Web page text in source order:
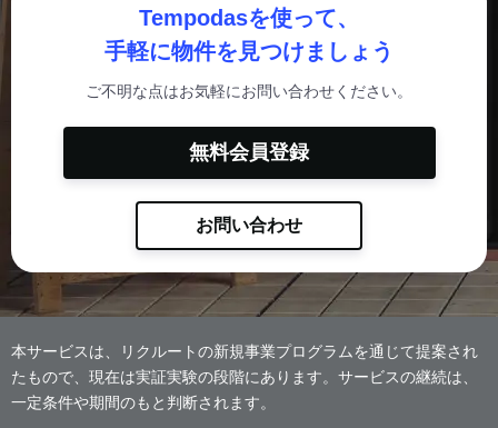
Tempodasを使って、
手軽に物件を見つけましょう
ご不明な点はお気軽にお問い合わせください。
無料会員登録
お問い合わせ
本サービスは、リクルートの新規事業プログラムを通じて提案され
たもので、現在は実証実験の段階にあります。サービスの継続は、
一定条件や期間のもと判断されます。